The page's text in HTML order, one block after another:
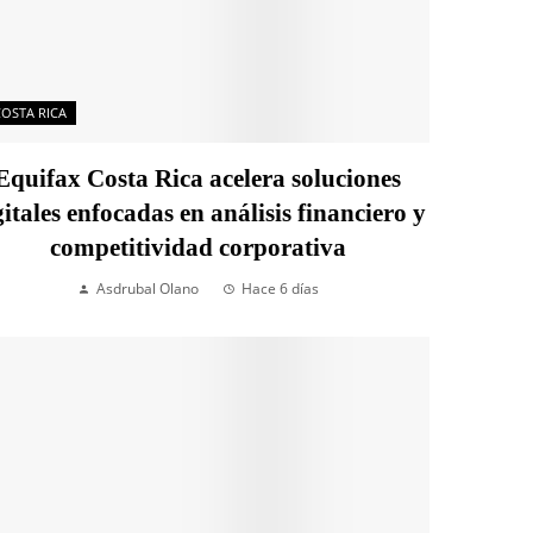
RICA
Costa Rica acelera soluciones
enfocadas en análisis financiero y
competitividad corporativa
Asdrubal Olano Hace 6 días